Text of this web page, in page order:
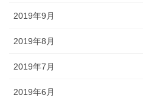
2019年9月
2019年8月
2019年7月
2019年6月